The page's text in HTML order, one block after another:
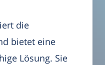
die
bietet eine
Lösung. Sie